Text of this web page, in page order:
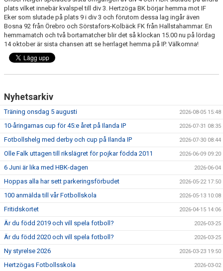
FRISPARKEN
BLI MEDLEM
FÖRENINGSDOKUMENT_GAMLA
SPONSORER
FÖRENINGSDOKUMENT
plats vilket innebär kvalspel till div 3. Hertzöga BK börjar hemma mot IF
Eker som slutade på plats 9 i div 3 och förutom dessa lag ingår även
Bosna 92 från Örebro och Sörstafors-Kolbäck FK från Hallstahammar. En
hemmamatch och två bortamatcher blir det så klockan 15.00 nu på lördag
14 oktober är sista chansen att se herrlaget hemma på IP. Välkomna!
Nyhetsarkiv
Träning onsdag 5 augusti 2026-08-05 15:48
10-åringarnas cup för 45:e året på Ilanda IP 2026-07-31 08:35
Fotbollshelg med derby och cup på Ilanda IP 2026-07-30 08:44
Olle Falk uttagen till rikslägret för pojkar födda 2011 2026-06-09 09:20
6 Juni är lika med HBK-dagen 2026-06-04
Hoppas alla har sett parkeringsförbudet 2026-05-22 17:50
100 anmälda till vår Fotbollskola 2026-05-13 10:08
Fritidskortet 2026-04-15 14:06
Är du född 2019 och vill spela fotboll? 2026-03-25
Är du född 2020 och vill spela fotboll? 2026-03-25
Ny styrelse 2026 2026-03-23 19:50
Hertzögas Fotbollsskola 2026-03-02